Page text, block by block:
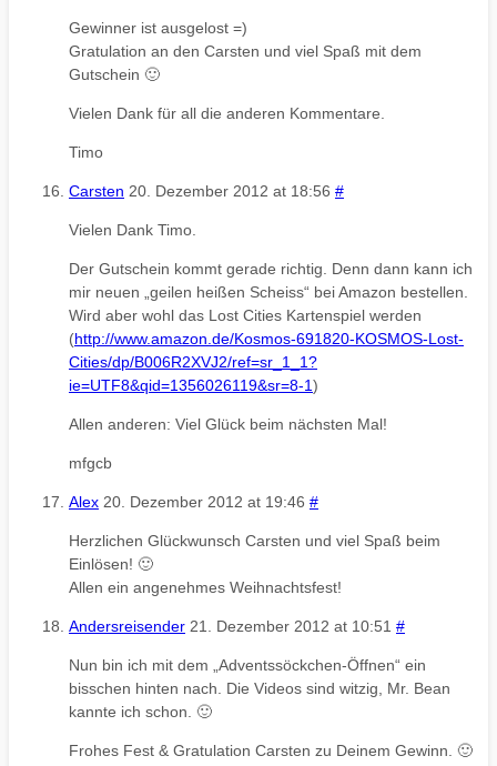
Gewinner ist ausgelost =)
Gratulation an den Carsten und viel Spaß mit dem
Gutschein 🙂
Vielen Dank für all die anderen Kommentare.
Timo
Carsten 20. Dezember 2012 at 18:56 #
Vielen Dank Timo.
Der Gutschein kommt gerade richtig. Denn dann kann ich
mir neuen „geilen heißen Scheiss“ bei Amazon bestellen.
Wird aber wohl das Lost Cities Kartenspiel werden
(http://www.amazon.de/Kosmos-691820-KOSMOS-Lost-
Cities/dp/B006R2XVJ2/ref=sr_1_1?
ie=UTF8&qid=1356026119&sr=8-1)
Allen anderen: Viel Glück beim nächsten Mal!
mfgcb
Alex 20. Dezember 2012 at 19:46 #
Herzlichen Glückwunsch Carsten und viel Spaß beim
Einlösen! 🙂
Allen ein angenehmes Weihnachtsfest!
Andersreisender 21. Dezember 2012 at 10:51 #
Nun bin ich mit dem „Adventssöckchen-Öffnen“ ein
bisschen hinten nach. Die Videos sind witzig, Mr. Bean
kannte ich schon. 🙂
Frohes Fest & Gratulation Carsten zu Deinem Gewinn. 🙂